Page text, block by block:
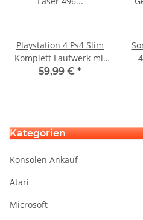
Playstation 4 Ps4 Slim
Komplett Laufwerk mit
Laser 496 CUH-2116B
59,99 € *
Kategorien
Konsolen Ankauf
Atari
Microsoft